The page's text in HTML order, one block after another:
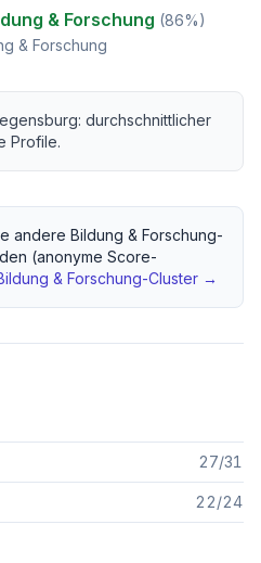
& Forschung (86%)
& Forschung
: durchschnittlicher
Profile.
andere Bildung & Forschung-
(anonyme Score-
& Forschung-Cluster →
27/31
22/24